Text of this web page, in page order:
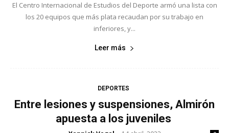
El Centro Internacional de Estudios del Deporte armó una lista con
los 20 equipos que más plata recaudan por su trabajo en
inferiores, y...
Leer más
DEPORTES
Entre lesiones y suspensiones, Almirón
apuesta a los juveniles